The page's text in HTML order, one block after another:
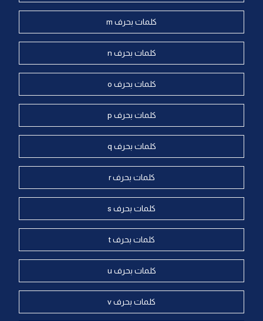
كلمات بحرف m
كلمات بحرف n
كلمات بحرف o
كلمات بحرف p
كلمات بحرف q
كلمات بحرف r
كلمات بحرف s
كلمات بحرف t
كلمات بحرف u
كلمات بحرف v